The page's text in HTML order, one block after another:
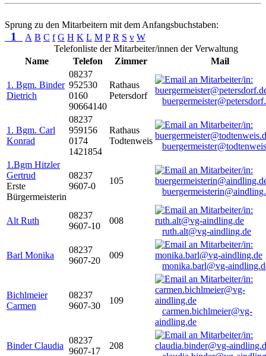
Sprung zu den Mitarbeitern mit dem Anfangsbuchstaben:
1 A B C f G H K L M P R S v W
Telefonliste der Mitarbeiter/innen der Verwaltung
Name
Telefon Zimmer Mail
1. Bgm. Binder
Dietrich
08237
952530
0160
90664140
Rathaus
Petersdorf
1. Bgm. Carl
Konrad
08237
959156
0174
1421854
Rathaus
Todtenweis
1.Bgm Hitzler
Gertrud
Erste
Bürgermeisterin
08237
9607-0
105
Alt Ruth
08237
9607-10
008
ruth.alt@vg-aindling.de
Barl Monika
08237
9607-20
009
monika.barl@vg-
Bichlmeier
Carmen
08237
9607-30
109
carmen.bichlmeier@vg-
aindling.de
Binder Claudia
08237
9607-17
208